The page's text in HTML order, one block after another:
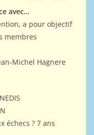
avec…
a pour objectif
membres
Michel Hagnere
échecs ? 7 ans